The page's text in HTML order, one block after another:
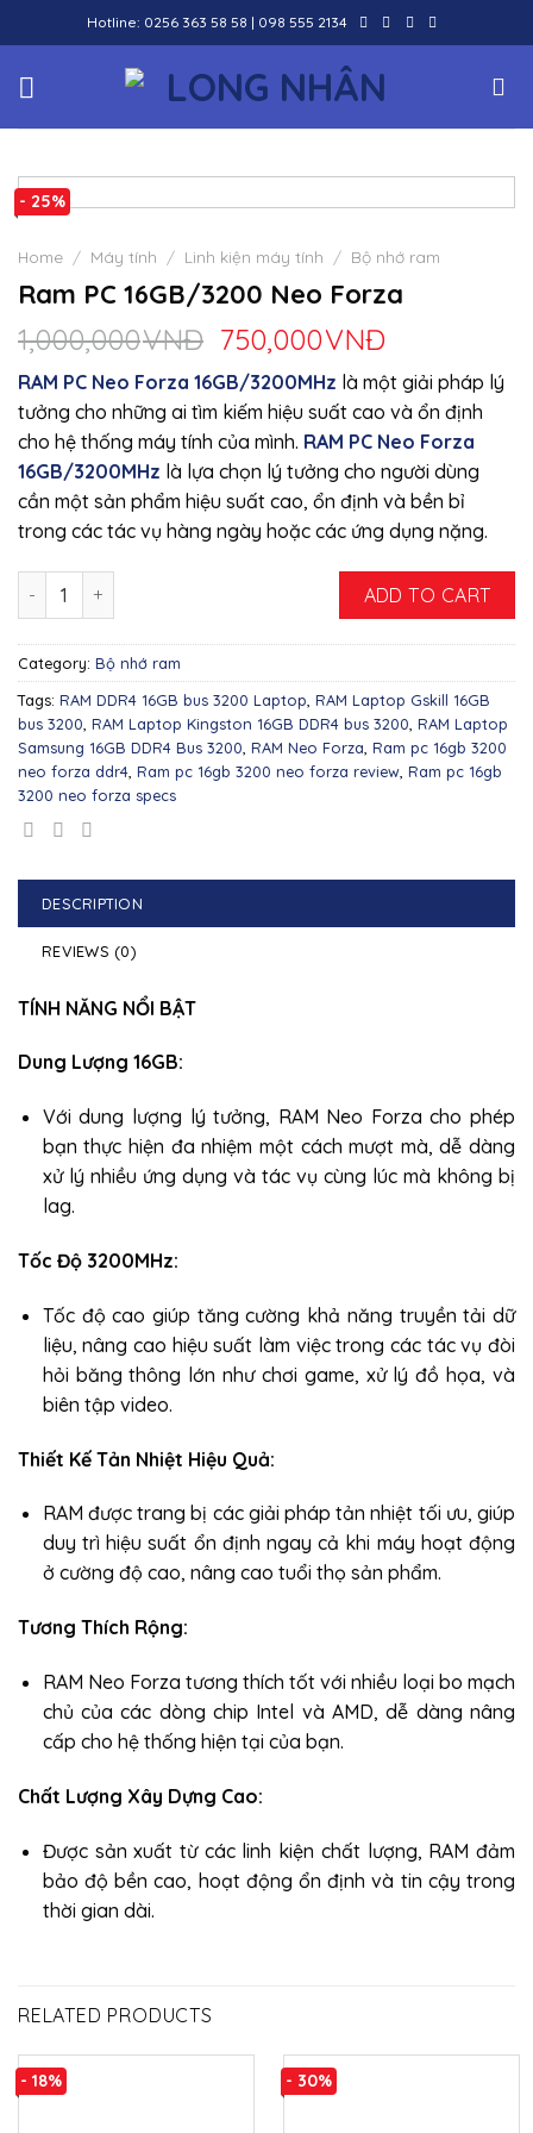
to
content
Hotline: 0256 363 58 58 | 098 555 2134
- 25%
Home / Máy tính / Linh kiện máy tính / Bộ nhớ ram
Ram PC 16GB/3200 Neo Forza
1,000,000VNĐ 750,000VNĐ
RAM PC Neo Forza 16GB/3200MHz là một giải pháp lý
tưởng cho những ai tìm kiếm hiệu suất cao và ổn định
cho hệ thống máy tính của mình. RAM PC Neo Forza
16GB/3200MHz là lựa chọn lý tưởng cho người dùng
cần một sản phẩm hiệu suất cao, ổn định và bền bỉ
trong các tác vụ hàng ngày hoặc các ứng dụng nặng.
ADD TO CART
Category: Bộ nhớ ram
Tags: RAM DDR4 16GB bus 3200 Laptop RAM Laptop Gskill 16GB
bus 3200 RAM Laptop Kingston 16GB DDR4 bus 3200 RAM Laptop
Samsung 16GB DDR4 Bus 3200 RAM Neo Forza Ram pc 16gb 3200
neo forza ddr4 Ram pc 16gb 3200 neo forza review Ram pc 16gb
3200 neo forza specs
DESCRIPTION
REVIEWS (0)
TÍNH NĂNG NỔI BẬT
Dung Lượng 16GB:
Với dung lượng lý tưởng, RAM Neo Forza cho phép
bạn thực hiện đa nhiệm một cách mượt mà, dễ dàng
xử lý nhiều ứng dụng và tác vụ cùng lúc mà không bị
lag.
Tốc Độ 3200MHz:
Tốc độ cao giúp tăng cường khả năng truyền tải dữ
liệu, nâng cao hiệu suất làm việc trong các tác vụ đòi
hỏi băng thông lớn như chơi game, xử lý đồ họa, và
biên tập video.
Thiết Kế Tản Nhiệt Hiệu Quả:
RAM được trang bị các giải pháp tản nhiệt tối ưu, giúp
duy trì hiệu suất ổn định ngay cả khi máy hoạt động
ở cường độ cao, nâng cao tuổi thọ sản phẩm.
Tương Thích Rộng:
RAM Neo Forza tương thích tốt với nhiều loại bo mạch
chủ của các dòng chip Intel và AMD, dễ dàng nâng
cấp cho hệ thống hiện tại của bạn.
Chất Lượng Xây Dựng Cao:
Được sản xuất từ các linh kiện chất lượng, RAM đảm
bảo độ bền cao, hoạt động ổn định và tin cậy trong
thời gian dài.
RELATED PRODUCTS
- 18% - 30%